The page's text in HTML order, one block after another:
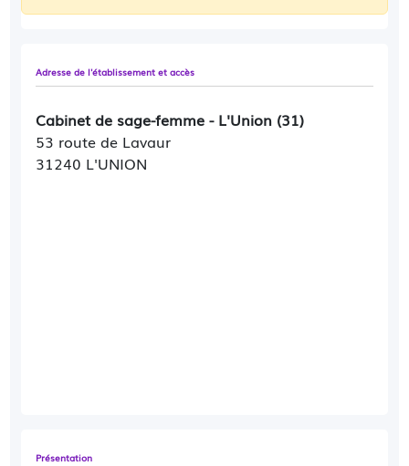
Adresse de l'établissement et accès
Cabinet de sage-femme - L'Union (31)
53 route de Lavaur
31240 L'UNION
Présentation